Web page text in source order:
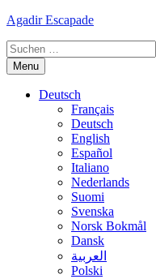
Skip
content
Agadir Escapade
Suche
nach:
Menu
Deutsch
Français
Deutsch
English
Español
Italiano
Nederlands
Suomi
Svenska
Norsk Bokmål
Dansk
العربية
Polski